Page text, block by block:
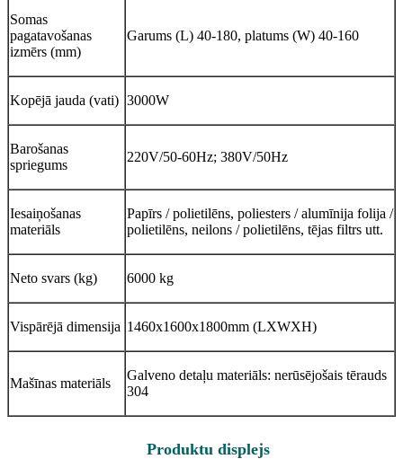
Somas
pagatavošanas
izmērs (mm)
Garums (L) 40-180, platums (W) 40-160
Kopējā jauda (vati) 3000W
Barošanas
spriegums
220V/50-60Hz; 380V/50Hz
Iesaiņošanas
materiāls
Papīrs / polietilēns, poliesters / alumīnija folija /
polietilēns, neilons / polietilēns, tējas filtrs utt.
Neto svars (kg) 6000 kg
Vispārējā dimensija 1460x1600x1800mm (LXWXH)
Mašīnas materiāls
Galveno detaļu materiāls: nerūsējošais tērauds
304
Produktu displejs